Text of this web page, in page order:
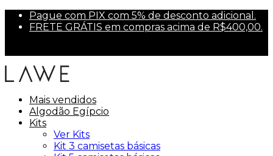
Pague com PIX com 5% de desconto adicional.
FRETE GRÁTIS em compras acima de R$400,00.
Mais vendidos
Algodão Egípcio
Kits
Ver Kits
Kit 3 camisetas básicas